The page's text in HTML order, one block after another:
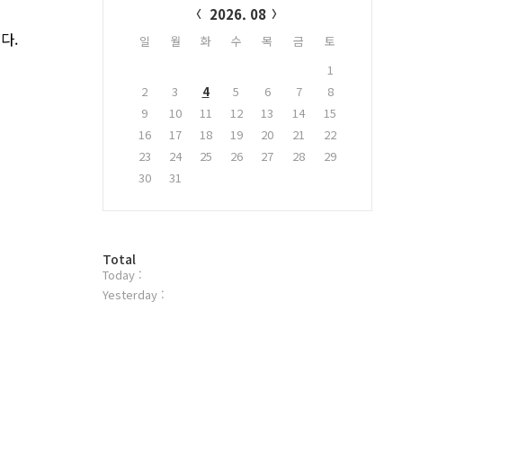
다.
2026. 08
일 월 화 수 목 금
토
1
2
3 4 5 6 7
8
9
10 11 12 13 14
15
16
17 18 19 20 21
22
23
24 25 26 27 28
29
30
31
방
문
자
Total
Today :
Yesterday :